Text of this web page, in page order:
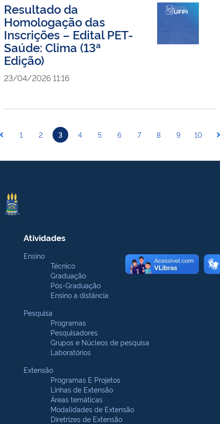
Resultado da
Homologação das
Inscrições – Edital PET-
Saúde: Clima (13ª
Edição)
23/04/2026 11:16
1 2 3 4 5 6 7 8 9 10
Atividades
Ensino
Técnico
Graduação
Pós-Graduação
Ensino a distância
Pesquisa
Programas
Pesquisadores
Grupos e Núcleos de pesquisa
Laboratórios
Extensão
Programas E Projetos
Linhas de Extensão
Áreas temáticas
Modalidades de Extensão
Diretrizes de Extensão